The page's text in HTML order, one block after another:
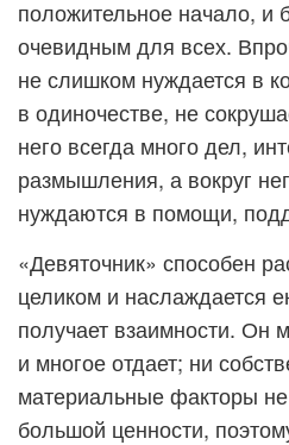
положительное начало, и
очевидным для всех.
не слишком нуждается в
в одиночестве, не
него всегда много дел,
размышления, а вокруг
нуждаются в помощи,
«Девяточник» способен
целиком и наслаждается
получает взаимности. Он
и многое отдает; ни
материальные факторы
большой ценности,